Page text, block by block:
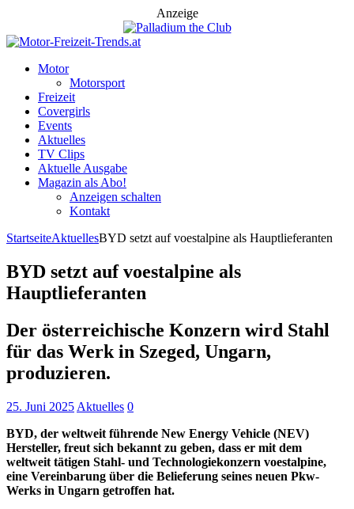
Anzeige
Motor
Motorsport
Freizeit
Covergirls
Events
Aktuelles
TV Clips
Aktuelle Ausgabe
Magazin als Abo!
Anzeigen schalten
Kontakt
StartseiteAktuellesBYD setzt auf voestalpine als Hauptlieferanten
BYD setzt auf voestalpine als
Hauptlieferanten
Der österreichische Konzern wird Stahl
für das Werk in Szeged, Ungarn,
produzieren.
25. Juni 2025 Aktuelles 0
BYD, der weltweit führende New Energy Vehicle (NEV)
Hersteller, freut sich bekannt zu geben, dass er mit dem
weltweit tätigen Stahl- und Technologiekonzern voestalpine,
eine Vereinbarung über die Belieferung seines neuen Pkw-
Werks in Ungarn getroffen hat.